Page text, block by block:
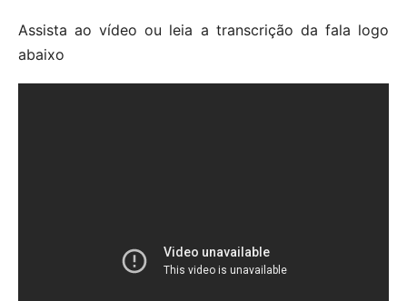
Assista ao vídeo ou leia a transcrição da fala logo
abaixo